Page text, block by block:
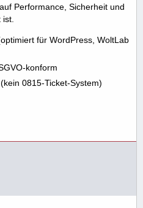
Performance, Sicherheit und
für WordPress, WoltLab
konform
0815-Ticket-System)